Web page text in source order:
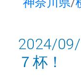
2024/
７杯！